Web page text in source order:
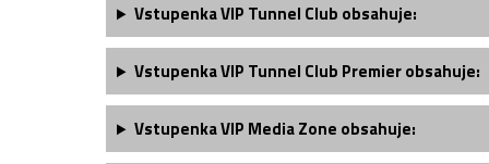
VstupenkaVIP Tunnel Club obsahuje:
VstupenkaVIP Tunnel Club Premier obsahuje:
VstupenkaVIP Media Zone obsahuje: